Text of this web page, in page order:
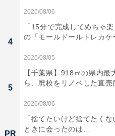
「三瀬温泉 やまびこの
「三瀬温泉 やまびこの湯」
せられています。
地下天然水を使用した水
ウナ後の「ととのい」が
2026/08/06
4
「15分で完成してめちゃ
の「モールドールトレカケ
2026/08/05
5
【千葉県】918㎡の県内最
ら、廃校をリノベした直売
2026/08/06
PR
「捨てたいけど捨てたく
ときに会ったのは…